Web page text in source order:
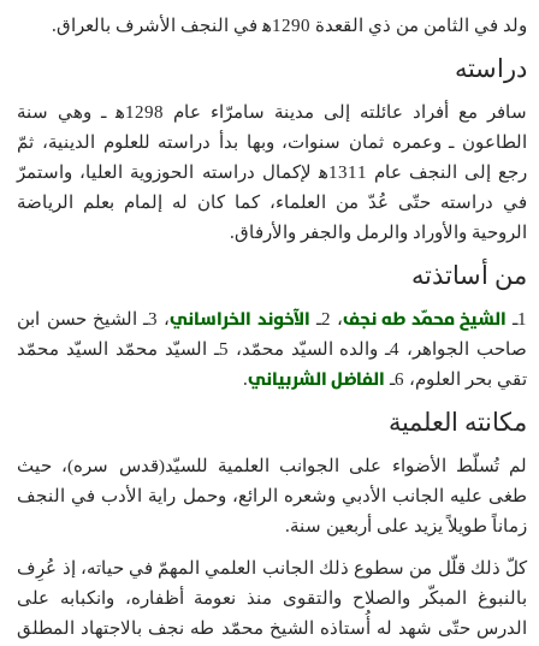
ولد في الثامن من ذي القعدة 1290ﻫ في النجف الأشرف بالعراق.
دراسته
سافر مع أفراد عائلته إلى مدينة سامرّاء عام 1298ﻫ ـ وهي سنة
الطاعون ـ وعمره ثمان سنوات، وبها بدأ دراسته للعلوم الدينية، ثمّ
رجع إلى النجف عام 1311ﻫ لإكمال دراسته الحوزوية العليا، واستمرّ
في دراسته حتّى عُدّ من العلماء، كما كان له إلمام بعلم الرياضة
الروحية والأوراد والرمل والجفر والأرفاق.
من أساتذته
1ـ الشيخ محمّد طه نجف، 2ـ الآخوند الخراساني
، 3ـ الشيخ حسن ابن
صاحب الجواهر، 4ـ والده السيّد محمّد، 5ـ السيّد محمّد السيّد محمّد
تقي بحر العلوم، 6ـ
الفاضل الشربياني‏.
مكانته العلمية
لم تُسلّط الأضواء على الجوانب العلمية للسيّد(قدس سره)، حيث
طغى عليه الجانب الأدبي وشعره الرائع، وحمل راية الأدب في النجف
زماناً طويلاً يزيد على أربعين سنة.
كلّ ذلك قلّل من سطوع ذلك الجانب العلمي المهمّ في حياته، إذ عُرِف
بالنبوغ المبكّر والصلاح والتقوى منذ نعومة أظفاره، وانكبابه على
الدرس حتّى شهد له أُستاذه الشيخ محمّد طه نجف بالاجتهاد المطلق